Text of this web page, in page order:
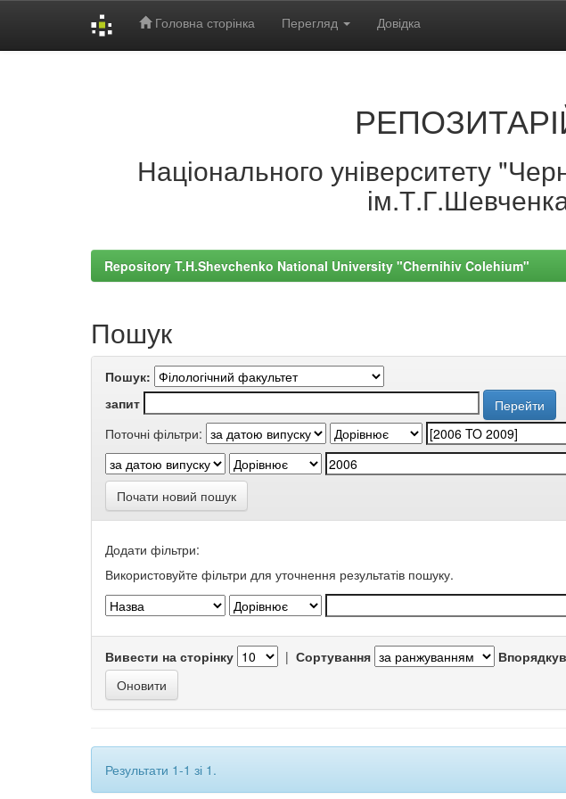
Головна сторінка Перегляд Довідка
Національного університету
Repository T.H.Shevchenko National University "Chernihiv Colehium"
Пошук
Пошук:
запит
Поточні фільтри:
Почати новий пошук
Додати фільтри:
Використовуйте фільтри для уточнення результатів пошуку.
Вивести на сторінку | Сортування
Результати 1-1 зі 1.